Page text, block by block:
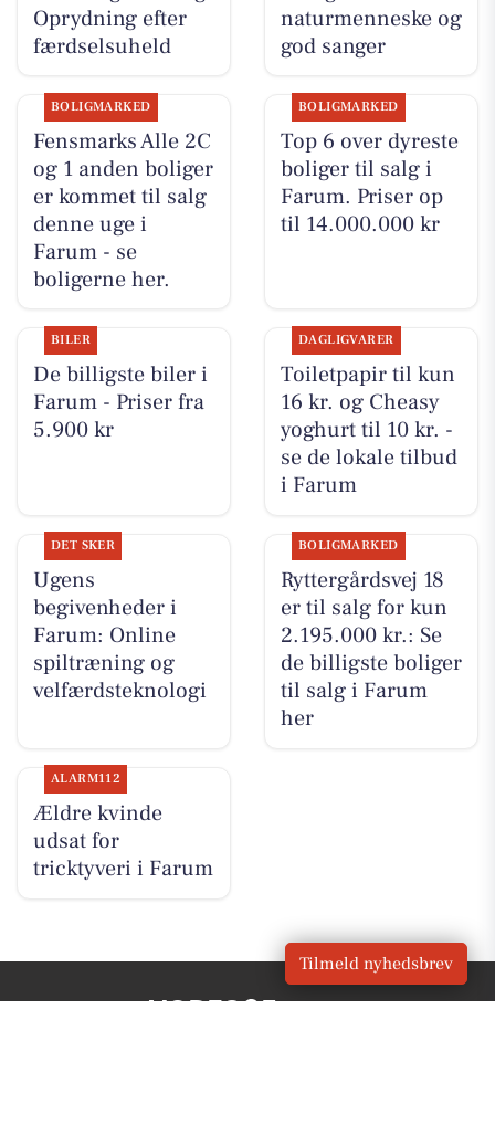
Oprydning efter
færdselsuheld
naturmenneske og
god sanger
BOLIGMARKED
Fensmarks Alle 2C
og 1 anden boliger
er kommet til salg
denne uge i
Farum - se
boligerne her.
BOLIGMARKED
Top 6 over dyreste
boliger til salg i
Farum. Priser op
til 14.000.000 kr
BILER
De billigste biler i
Farum - Priser fra
5.900 kr
DAGLIGVARER
Toiletpapir til kun
16 kr. og Cheasy
yoghurt til 10 kr. -
se de lokale tilbud
i Farum
DET SKER
Ugens
begivenheder i
Farum: Online
spiltræning og
velfærdsteknologi
BOLIGMARKED
Ryttergårdsvej 18
er til salg for kun
2.195.000 kr.: Se
de billigste boliger
til salg i Farum
her
ALARM112
Ældre kvinde
udsat for
tricktyveri i Farum
VORES Farum
Tilmeld nyhedsbrev